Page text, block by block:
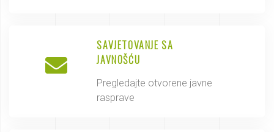
SAVJETOVANJE SA
JAVNOŠĆU
Pregledajte otvorene javne
rasprave